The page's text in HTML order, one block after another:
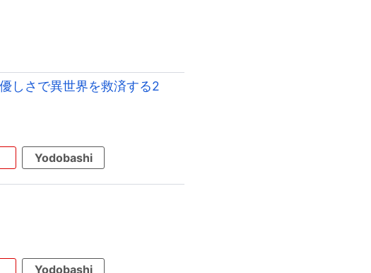
しさで異世界を救済する2
Yodobashi
Yodobashi